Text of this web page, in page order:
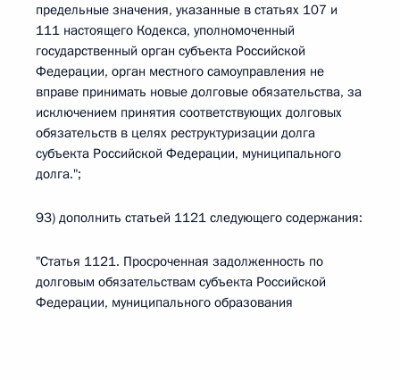
предельные значения, указанные в статьях 107 и
111 настоящего Кодекса, уполномоченный
государственный орган субъекта Российской
Федерации, орган местного самоуправления не
вправе принимать новые долговые обязательства, за
исключением принятия соответствующих долговых
обязательств в целях реструктуризации долга
субъекта Российской Федерации, муниципального
долга.";
93) дополнить статьей 1121 следующего содержания:
"Статья 1121. Просроченная задолженность по
долговым обязательствам субъекта Российской
Федерации, муниципального образования